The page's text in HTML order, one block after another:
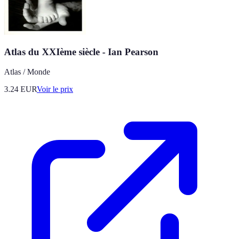
Atlas du XXIème siècle - Ian Pearson
Atlas / Monde
3.24 EURVoir le prix